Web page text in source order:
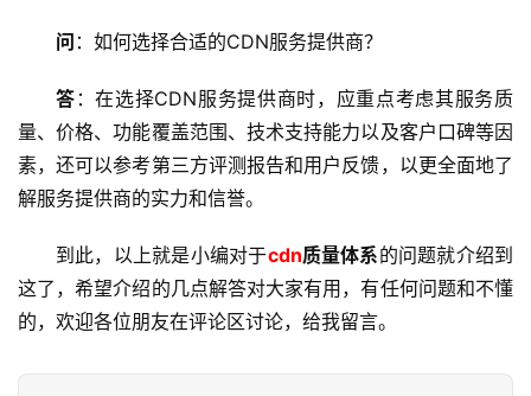
问 ：如何选择合适的CDN服务提供商？
答 ：在选择CDN服务提供商时，应重点考虑其服务质
量、价格、功能覆盖范围、技术支持能力以及客户口碑等因
素，还可以参考第三方评测报告和用户反馈，以更全面地了
解服务提供商的实力和信誉。
到此，以上就是小编对于cdn质量体系的问题就介绍到
这了，希望介绍的几点解答对大家有用，有任何问题和不懂
的，欢迎各位朋友在评论区讨论，给我留言。